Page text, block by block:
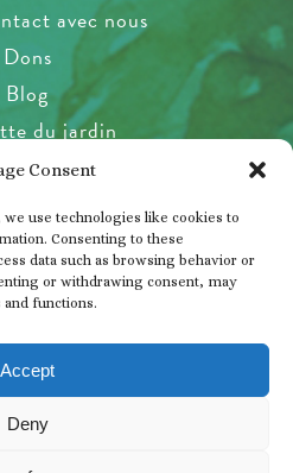
Consent
use technologies like cookies to
Consenting to these
data such as browsing behavior or
or withdrawing consent, may
functions.
Accept
Deny
avec nous
Dons
Blog
du jardin
et sécurité
aux animaux de
confidentialité
visiteurs
et tournage
GARDENS